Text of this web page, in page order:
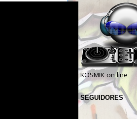
KOSMIK on line
SEGUIDORES